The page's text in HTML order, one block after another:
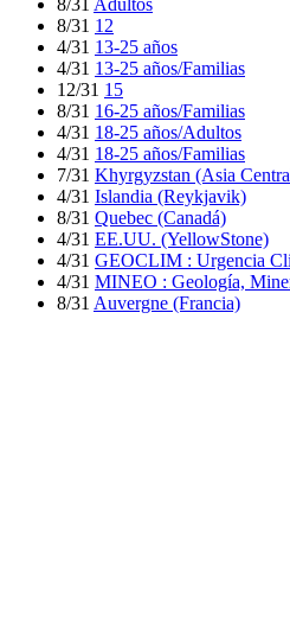
8/31 Adultos
8/31 12
4/31 13-25 años
4/31 13-25 años/Familias
12/31 15
8/31 16-25 años/Familias
4/31 18-25 años/Adultos
4/31 18-25 años/Familias
7/31 Khyrgyzstan (Asia
4/31 Islandia (Reykjavik)
8/31 Quebec (Canadá)
4/31 EE.UU. (YellowStone)
4/31 GEOCLIM : Urgencia
4/31 MINEO : Geología,
8/31 Auvergne (Francia)